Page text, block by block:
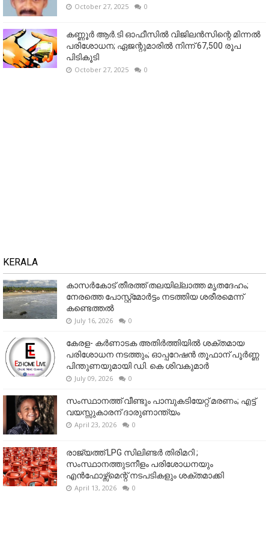
October 27, 2025 0
കണ്ണൂര്‍ ആര്‍.ടി ഓഫീസില്‍ വിജിലൻസിന്റെ മിന്നല്‍
പരിശോധന; ഏജന്റുമാരില്‍ നിന്ന് 67,500 രൂപ
പിടികൂടി
October 27, 2025 0
KERALA
കാസർകോട് തീരത്ത് തലയില്ലാത്ത മൃതദേഹം;
നേരത്തെ പോസ്റ്റ്‌മോർട്ടം നടത്തിയ ശരീരമെന്ന്
കണ്ടെത്തൽ
July 16, 2026 0
കേരള- കർണാടക അതിർത്തിയിൽ ശക്തമായ
പരിശോധന നടത്തും; ഓപ്പറേഷൻ തൂഫാന് പൂർണ്ണ
പിന്തുണയുമായി ഡി. കെ ശിവകുമാർ
July 09, 2026 0
സംസ്ഥാനത്ത് വീണ്ടും പാമ്പുകടിയേറ്റ് മരണം; എട്ട്
വയസ്സുകാരന് ദാരുണാന്ത്യം
April 23, 2026 0
രാജ്യത്ത് LPG സിലിണ്ടർ തിരിമറി ;
സംസ്ഥാനത്തുടനീളം പരിശോധനയും
എൻഫോഴ്സ്മെന്റ് നടപടികളും ശക്തമാക്കി
April 13, 2026 0